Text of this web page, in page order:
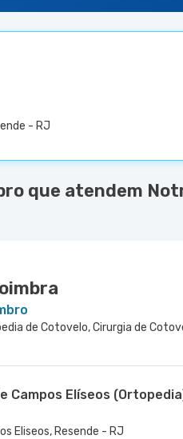
- RJ
que atendem
Campos Elíseos
Eliseos, Resende - RJ